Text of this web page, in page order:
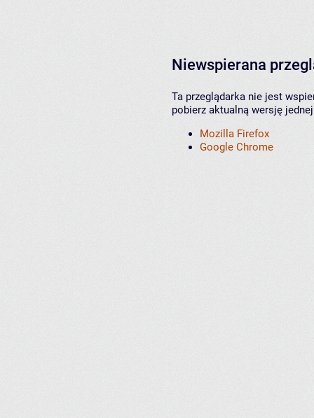
Niewspierana
Ta przeglądarka nie jest
pobierz aktualną wersję
Mozilla Firefox
Google Chrome